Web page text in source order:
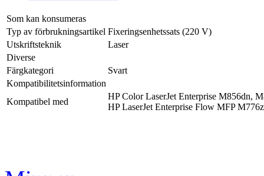
Som kan konsumeras
Typ av förbrukningsartikel Fixeringsenhetssats (220 V)
Utskriftsteknik
Laser
Diverse
Färgkategori
Svart
Kompatibilitetsinformation
Kompatibel med
HP Color LaserJet Enterprise M856dn,
HP LaserJet Enterprise Flow MFP